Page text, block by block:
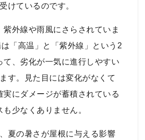
けているのです。
紫外線や雨風にさらされていま
「高温」と「紫外線」という2
て、劣化が一気に進行しやすい
す。見た目には変化がなくて
実にダメージが蓄積されている
も少なくありません。
夏の暑さが屋根に与える影響